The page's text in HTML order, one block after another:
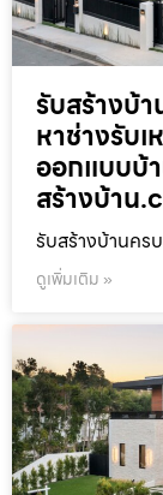
รับสร้างบ้
หาช่างรับ
ออกแบบบ้
สร้างบ้าน
รับสร้างบ้านคร
ดูเพิ่มเติม »